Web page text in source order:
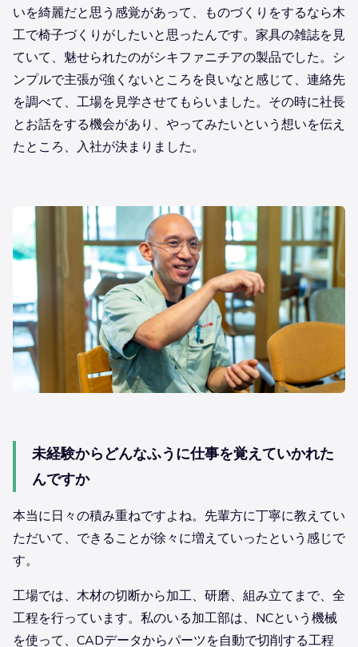
いを綺麗だと思う感覚があって、ものづくりをするなら木
工で椅子づくりがしたいと思ったんです。家具の雑誌を見
ていて、魅せられたのがシキファニチアの製品でした。シ
ンプルで主張が強くないところを良いなと感じて、連絡先
を調べて、工場を見学させてもらいました。その時に社長
とお話をする機会があり、やってみたいという想いを伝え
たところ、入社が決まりました。
未経験からどんなふうに仕事を覚えていかれた
んですか
本当に日々の積み重ねですよね。先輩方に丁寧に教えてい
ただいて、できることが徐々に増えていったという感じで
す。
工場では、木材の切断から加工、研磨、組み立てまで、全
工程を行っています。私のいる加工部は、NCという機械
を使って、CADデータからパーツを自動で切削する工程